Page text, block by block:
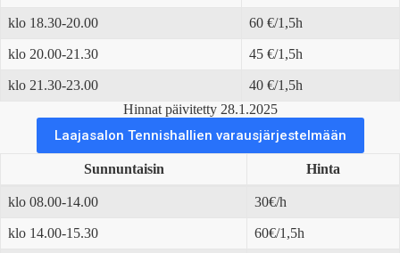
klo 18.30-20.00 60 €/1,5h
klo 20.00-21.30 45 €/1,5h
klo 21.30-23.00
40 €/1,5h
Hinnat päivitetty 28.1.2025
Laajasalon Tennishallien varausjärjestelmään
Sunnuntaisin Hinta
klo 08.00-14.00 30€/h
klo 14.00-15.30 60€/1,5h